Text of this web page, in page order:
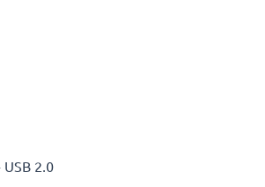
2.0